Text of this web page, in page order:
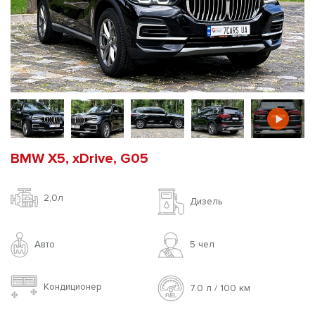
BMW X5, xDrive, G05
2,0л Дизель
Авто 5 чел
Кондиционер 7.0 л / 100 км